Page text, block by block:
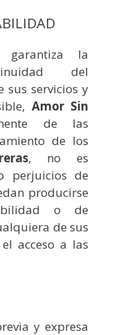
la
del
sus servicios y
Amor Sin
de las
de los
, no es
perjuicios de
producirse
o de
de sus
acceso a las
y expresa